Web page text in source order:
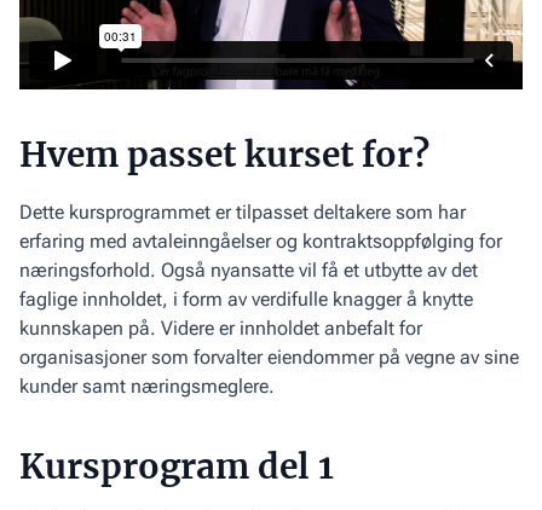
Hvem passet kurset for?
Dette kursprogrammet er tilpasset deltakere som har
erfaring med avtaleinngåelser og kontraktsoppfølging for
næringsforhold. Også nyansatte vil få et utbytte av det
faglige innholdet, i form av verdifulle knagger å knytte
kunnskapen på. Videre er innholdet anbefalt for
organisasjoner som forvalter eiendommer på vegne av sine
kunder samt næringsmeglere.
Kursprogram del 1